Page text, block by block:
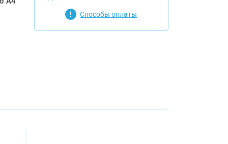
Способы оплаты